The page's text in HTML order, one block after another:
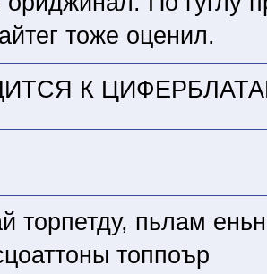
тоже оценил.
К
торпетду, пьлам
топпоър